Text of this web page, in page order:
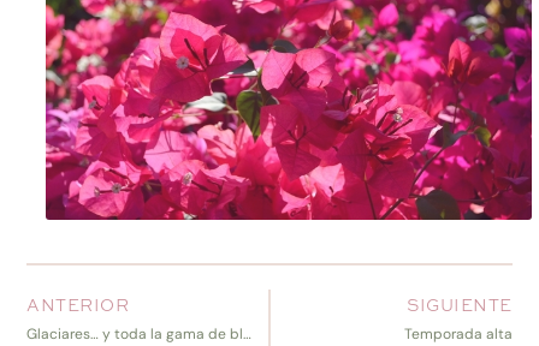
ANTERIOR
Glaciares… y toda la gama de blancos y azules
SIGUIENTE
Temporada alta